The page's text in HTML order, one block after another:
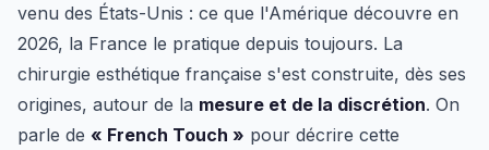
venu des États-Unis : ce que l'Amérique découvre en
2026, la France le pratique depuis toujours. La
chirurgie esthétique française s'est construite, dès ses
origines, autour de la mesure et de la discrétion. On
parle de « French Touch » pour décrire cette